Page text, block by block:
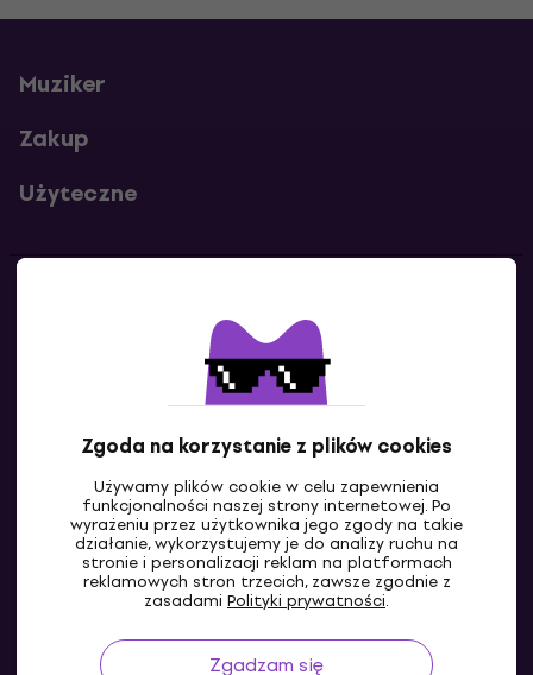
Zgoda na korzystanie z plików cookies
Używamy plików cookie w celu zapewnienia
funkcjonalności naszej strony internetowej. Po
wyrażeniu przez użytkownika jego zgody na takie
działanie, wykorzystujemy je do analizy ruchu na
stronie i personalizacji reklam na platformach
reklamowych stron trzecich, zawsze zgodnie z
zasadami Polityki prywatności.
Zgadzam się
Muziker
Zakup
Użyteczne
Skontaktuj się z nami
PL